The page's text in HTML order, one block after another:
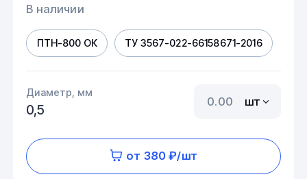
В наличии
ПТН-800 ОК ТУ 3567-022-66158671-2016
Диаметр, мм
0,5
шт
от 380 ₽/шт